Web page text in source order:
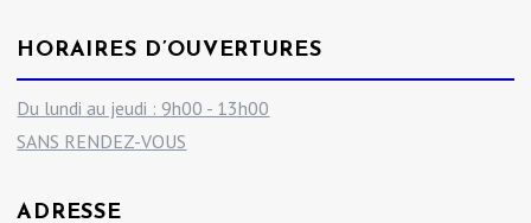
HORAIRES D’OUVERTURES
Du lundi au jeudi : 9h00 - 13h00
SANS RENDEZ-VOUS
ADRESSE